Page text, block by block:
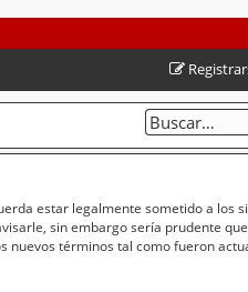
estar legalmente sometido a los
sin embargo sería prudente
nuevos términos tal como fueron